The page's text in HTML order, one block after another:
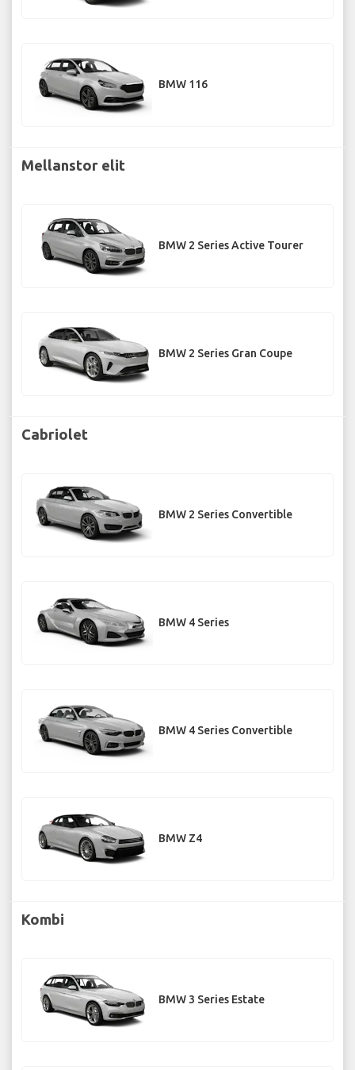
BMW 116
Mellanstor elit
BMW 2 Series Active Tourer
BMW 2 Series Gran Coupe
Cabriolet
BMW 2 Series Convertible
BMW 4 Series
BMW 4 Series Convertible
BMW Z4
Kombi
BMW 3 Series Estate